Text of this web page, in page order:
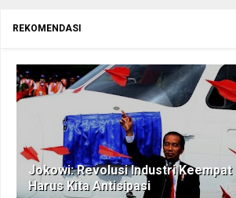
REKOMENDASI
Jokowi: Revolusi Industri Keempat
Harus Kita Antisipasi